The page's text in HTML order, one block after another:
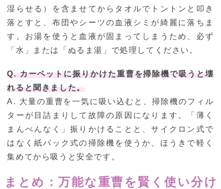
湿らせる）を含ませてからタオルでトントンと叩き
落とすと、布団やシーツの血液シミが綺麗に落ちま
す。お湯を使うと血液が固まってしまうため、必ず
「水」または「ぬるま湯」で処理してください。
Q. カーペットに振りかけた重曹を掃除機で吸うと壊
れると聞きました。
A. 大量の重曹を一気に吸い込むと、掃除機のフィル
ターが目詰まりして故障の原因になります。「薄く
まんべんなく」振りかけることと、サイクロン式で
はなく紙パック式の掃除機を使うか、ほうきで軽く
集めてから吸うと安全です。
まとめ：万能な重曹を賢く使い分け